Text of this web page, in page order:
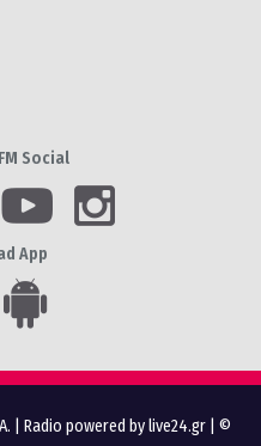
Social
App
Radio powered by live24.gr | ©